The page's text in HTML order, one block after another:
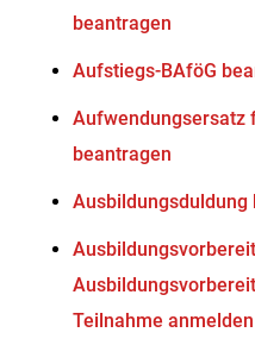
beantragen
Aufstiegs-BAföG
Aufwendungsersatz
beantragen
Ausbildungsduldung
Teilnahme anmelden